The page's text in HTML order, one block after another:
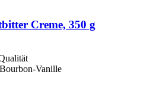
Creme, 350 g
Vanille